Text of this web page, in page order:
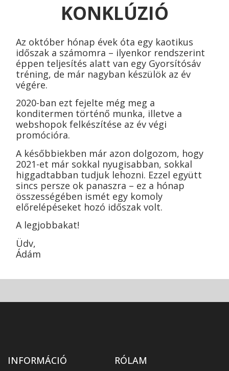
KONKLÚZIÓ
Az október hónap évek óta egy kaotikus
időszak a számomra – ilyenkor rendszerint
éppen teljesítés alatt van egy Gyorsítósáv
tréning, de már nagyban készülök az év
végére.
2020-ban ezt fejelte még meg a
konditermen történő munka, illetve a
webshopok felkészítése az év végi
promócióra.
A későbbiekben már azon dolgozom, hogy
2021-et már sokkal nyugisabban, sokkal
higgadtabban tudjuk lehozni. Ezzel együtt
sincs persze ok panaszra – ez a hónap
összességében ismét egy komoly
előrelépéseket hozó időszak volt.
A legjobbakat!
Üdv,
Ádám
INFORMÁCIÓ RÓLAM